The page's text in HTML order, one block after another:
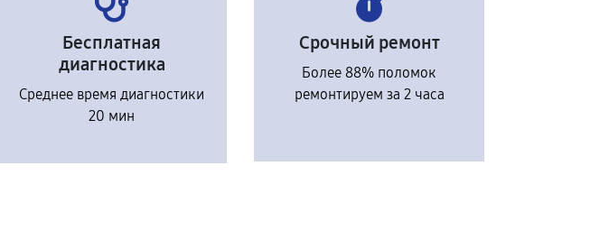
Бесплатная
диагностика
Среднее время диагностики
20 мин
Срочный ремонт
Более 88% поломок
ремонтируем за 2 часа